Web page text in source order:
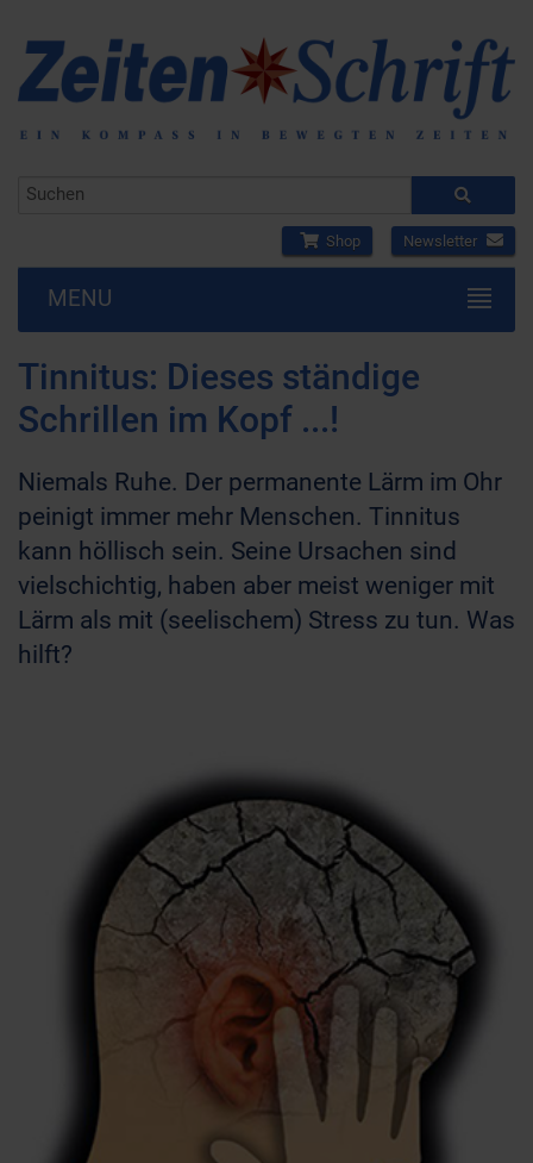
Shop Newsletter
MENU
Tinnitus: Dieses ständige
Schrillen im Kopf ...!
Niemals Ruhe. Der permanente Lärm im Ohr
peinigt immer mehr Menschen. Tinnitus
kann höllisch sein. Seine Ursachen sind
vielschichtig, haben aber meist weniger mit
Lärm als mit (seelischem) Stress zu tun. Was
hilft?